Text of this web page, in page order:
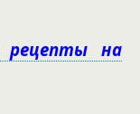
рецепты на